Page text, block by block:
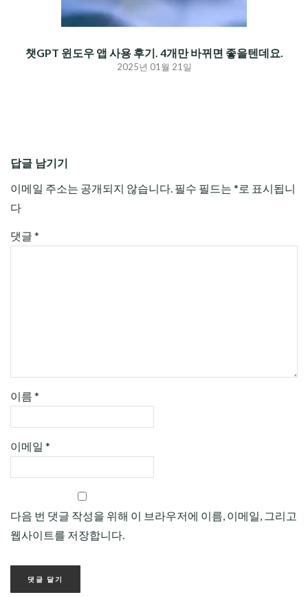
챗GPT 윈도우 앱 사용 후기. 4개만 바뀌면 좋을텐데요.
2025년 01월 21일
답글 남기기
이메일 주소는 공개되지 않습니다. 필수 필드는 * 로 표시됩니
다
댓글 *
이름 *
이메일 *
다음 번 댓글 작성을 위해 이 브라우저에 이름, 이메일, 그리고
웹사이트를 저장합니다.